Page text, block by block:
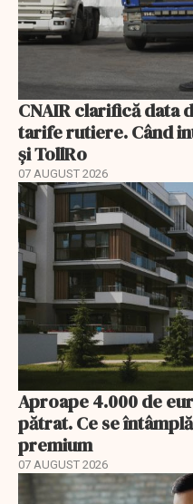
CNAIR clarifică data
tarife rutiere. Când
și TollRo
07 AUGUST 2026
Aproape 4.000 de
pătrat. Ce se
premium
07 AUGUST 2026